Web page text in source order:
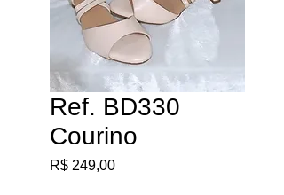
Ref. BD330
Courino
R$ 249,00Preço